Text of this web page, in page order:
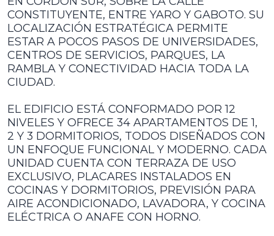
CONSTITUYENTE, ENTRE YARO Y GABOTO. SU
LOCALIZACIÓN ESTRATÉGICA PERMITE
ESTAR A POCOS PASOS DE UNIVERSIDADES,
CENTROS DE SERVICIOS, PARQUES, LA
RAMBLA Y CONECTIVIDAD HACIA TODA LA
CIUDAD.
EL EDIFICIO ESTÁ CONFORMADO POR 12
NIVELES Y OFRECE 34 APARTAMENTOS DE 1,
2 Y 3 DORMITORIOS, TODOS DISEÑADOS CON
UN ENFOQUE FUNCIONAL Y MODERNO. CADA
UNIDAD CUENTA CON TERRAZA DE USO
EXCLUSIVO, PLACARES INSTALADOS EN
COCINAS Y DORMITORIOS, PREVISIÓN PARA
AIRE ACONDICIONADO, LAVADORA, Y COCINA
ELÉCTRICA O ANAFE CON HORNO.